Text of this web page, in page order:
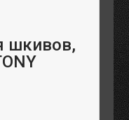
шкивов,